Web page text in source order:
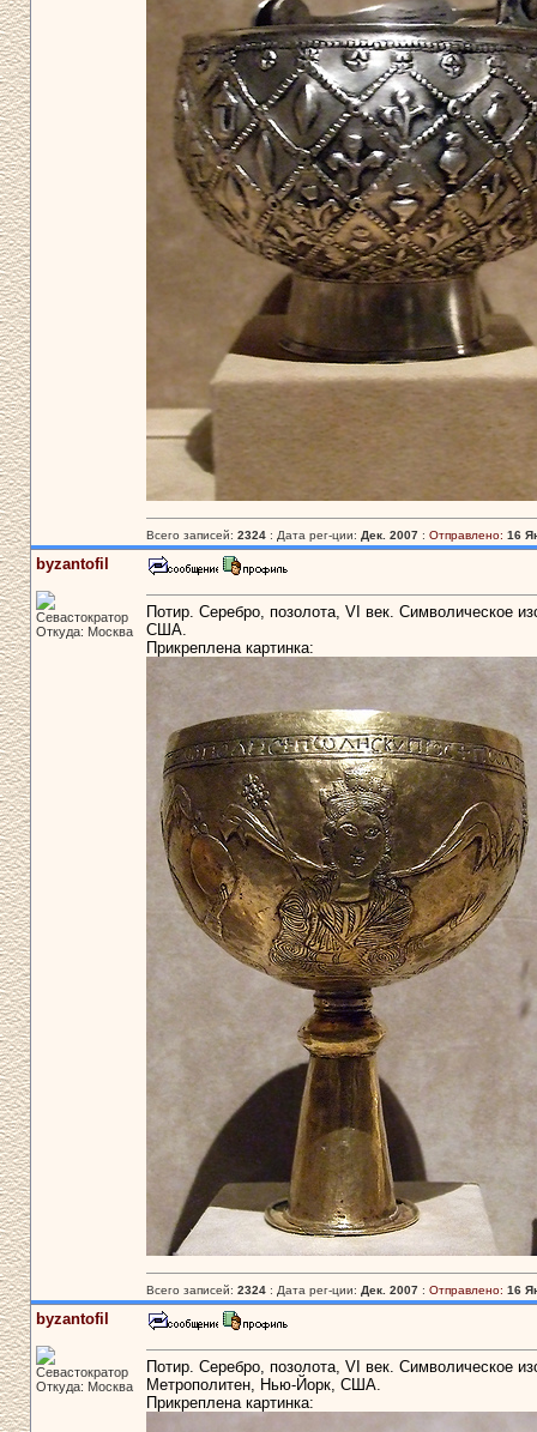
Всего записей: 2324: Дата рег-ции: Дек. 2007: Отправлено: 16
byzantofil
Севастократор
Откуда: Москва
Потир. Серебро, позолота, VI век. Символическое
США.
Прикреплена картинка:
Всего записей: 2324: Дата рег-ции: Дек. 2007: Отправлено: 16
byzantofil
Севастократор
Откуда: Москва
Потир. Серебро, позолота, VI век. Символическое
Метрополитен, Нью-Йорк, США.
Прикреплена картинка: